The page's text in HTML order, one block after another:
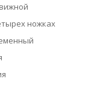
ножках